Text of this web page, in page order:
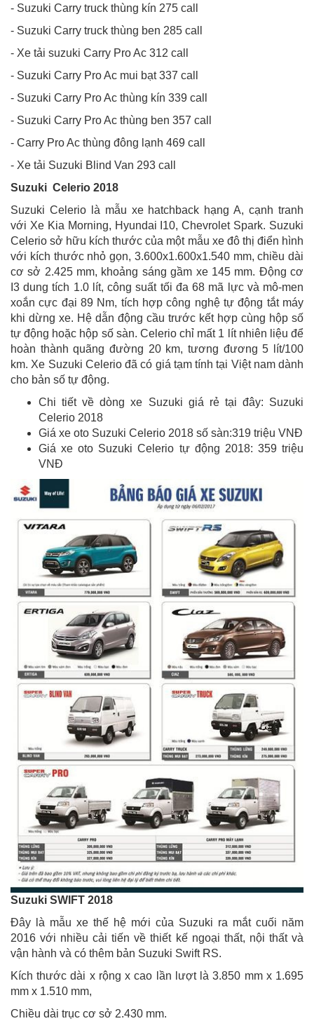
- Suzuki Carry truck thùng kín 275 call
- Suzuki Carry truck thùng ben 285 call
- Xe tải suzuki Carry Pro Ac 312 call
- Suzuki Carry Pro Ac mui bạt 337 call
- Suzuki Carry Pro Ac thùng kín 339 call
- Suzuki Carry Pro Ac thùng ben 357 call
- Carry Pro Ac thùng đông lạnh 469 call
- Xe tải Suzuki Blind Van 293 call
Suzuki Celerio 2018
Suzuki Celerio là mẫu xe hatchback hạng A, cạnh tranh
với Xe Kia Morning, Hyundai I10, Chevrolet Spark. Suzuki
Celerio sở hữu kích thước của một mẫu xe đô thị điển hình
với kích thước nhỏ gọn, 3.600x1.600x1.540 mm, chiều dài
cơ sở 2.425 mm, khoảng sáng gầm xe 145 mm. Động cơ
I3 dung tích 1.0 lít, công suất tối đa 68 mã lực và mô-men
xoắn cực đại 89 Nm, tích hợp công nghệ tự động tắt máy
khi dừng xe. Hệ dẫn động cầu trước kết hợp cùng hộp số
tự động hoặc hộp số sàn. Celerio chỉ mất 1 lít nhiên liệu để
hoàn thành quãng đường 20 km, tương đương 5 lít/100
km. Xe Suzuki Celerio đã có giá tạm tính tại Việt nam dành
cho bản số tự động.
Chi tiết về dòng xe Suzuki giá rẻ tại đây: Suzuki
Celerio 2018
Giá xe oto Suzuki Celerio 2018 số sàn:319 triệu VNĐ
Giá xe oto Suzuki Celerio tự động 2018: 359 triệu
VNĐ
Suzuki SWIFT 2018
Đây là mẫu xe thế hệ mới của Suzuki ra mắt cuối năm
2016 với nhiều cải tiến về thiết kế ngoại thất, nội thất và
vận hành và có thêm bản Suzuki Swift RS.
Kích thước dài x rộng x cao lần lượt là 3.850 mm x 1.695
mm x 1.510 mm,
Chiều dài trục cơ sở 2.430 mm.